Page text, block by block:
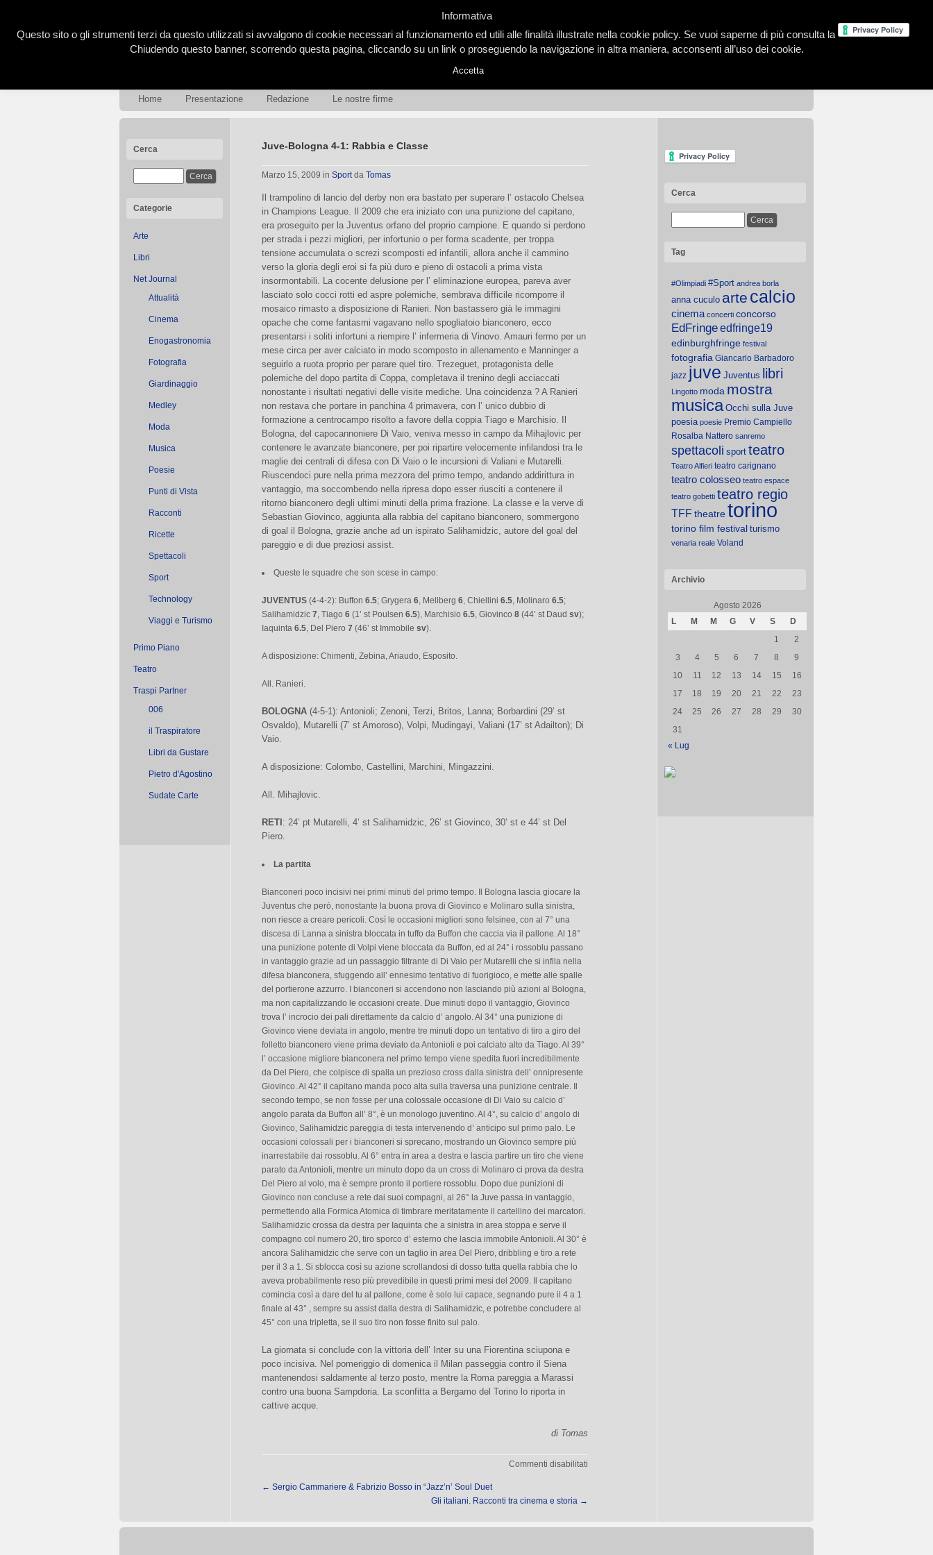
Home Presentazione Redazione Le nostre firme
Cerca
Categorie
Arte
Libri
Net Journal
Attualità
Cinema
Enogastronomia
Fotografia
Giardinaggio
Medley
Moda
Musica
Poesie
Punti di Vista
Racconti
Ricette
Spettacoli
Sport
Technology
Viaggi e Turismo
Primo Piano
Teatro
Traspi Partner
006
il Traspiratore
Libri da Gustare
Pietro d'Agostino
Sudate Carte
Juve-Bologna 4-1: Rabbia e Classe
Marzo 15, 2009 in Sportda Tomas
Il trampolino di lancio del derby non era bastato per superare l’ ostacolo Chelsea
in Champions League. Il 2009 che era iniziato con una punizione del capitano,
era proseguito per la Juventus orfano del proprio campione. E quando si perdono
per strada i pezzi migliori, per infortunio o per forma scadente, per troppa
tensione accumulata o screzi scomposti ed infantili, allora anche il cammino
verso la gloria degli eroi si fa più duro e pieno di ostacoli a prima vista
insormontabili. La cocente delusione per l’ eliminazione europea, pareva aver
lasciato solo cocci rotti ed aspre polemiche, sembrava difficile ricomporre il
mosaico rimasto a disposizione di Ranieri. Non bastassero già le immagini
opache che come fantasmi vagavano nello spogliatoio bianconero, ecco
presentarsi i soliti infortuni a riempire l’ infermeria di Vinovo. Amauri fermo per un
mese circa per aver calciato in modo scomposto in allenamento e Manninger a
seguirlo a ruota proprio per parare quel tiro. Trezeguet, protagonista delle
polemiche del dopo partita di Coppa, completava il trenino degli acciaccati
nonostante i risultati negativi delle visite mediche. Una coincidenza ? A Ranieri
non restava che portare in panchina 4 primavera, con l’ unico dubbio di
formazione a centrocampo risolto a favore della coppia Tiago e Marchisio. Il
Bologna, del capocannoniere Di Vaio, veniva messo in campo da Mihajlovic per
contenere le avanzate bianconere, per poi ripartire velocemente infilandosi tra le
maglie dei centrali di difesa con Di Vaio o le incursioni di Valiani e Mutarelli.
Riuscendoci pure nella prima mezzora del primo tempo, andando addirittura in
vantaggio, ma soccombendo nella ripresa dopo esser riusciti a contenere il
ritorno bianconero degli ultimi minuti della prima frazione. La classe e la verve di
Sebastian Giovinco, aggiunta alla rabbia del capitano bianconero, sommergono
di goal il Bologna, grazie anche ad un ispirato Salihamidzic, autore del goal del
pareggio e di due preziosi assist.
Queste le squadre che son scese in campo:
JUVENTUS (4-4-2): Buffon 6.5; Grygera 6, Mellberg 6, Chiellini 6.5, Molinaro 6.5;
Salihamidzic 7, Tiago 6 (1’ st Poulsen 6.5), Marchisio 6.5, Giovinco 8 (44’ st Daud sv);
Iaquinta 6.5, Del Piero 7 (46’ st Immobile sv).
A disposizione: Chimenti, Zebina, Ariaudo, Esposito.
All. Ranieri.
BOLOGNA (4-5-1): Antonioli; Zenoni, Terzi, Britos, Lanna; Borbardini (29’ st
Osvaldo), Mutarelli (7’ st Amoroso), Volpi, Mudingayi, Valiani (17’ st Adailton); Di
Vaio.
A disposizione: Colombo, Castellini, Marchini, Mingazzini.
All. Mihajlovic.
RETI : 24’ pt Mutarelli, 4’ st Salihamidzic, 26’ st Giovinco, 30’ st e 44’ st Del
Piero.
La partita
Bianconeri poco incisivi nei primi minuti del primo tempo. Il Bologna lascia giocare la
Juventus che però, nonostante la buona prova di Giovinco e Molinaro sulla sinistra,
non riesce a creare pericoli. Così le occasioni migliori sono felsinee, con al 7° una
discesa di Lanna a sinistra bloccata in tuffo da Buffon che caccia via il pallone. Al 18°
una punizione potente di Volpi viene bloccata da Buffon, ed al 24° i rossoblu passano
in vantaggio grazie ad un passaggio filtrante di Di Vaio per Mutarelli che si infila nella
difesa bianconera, sfuggendo all’ ennesimo tentativo di fuorigioco, e mette alle spalle
del portierone azzurro. I bianconeri si accendono non lasciando più azioni al Bologna,
ma non capitalizzando le occasioni create. Due minuti dopo il vantaggio, Giovinco
trova l’ incrocio dei pali direttamente da calcio d’ angolo. Al 34° una punizione di
Giovinco viene deviata in angolo, mentre tre minuti dopo un tentativo di tiro a giro del
folletto bianconero viene prima deviato da Antonioli e poi calciato alto da Tiago. Al 39°
l’ occasione migliore bianconera nel primo tempo viene spedita fuori incredibilmente
da Del Piero, che colpisce di spalla un prezioso cross dalla sinistra dell’ onnipresente
Giovinco. Al 42° il capitano manda poco alta sulla traversa una punizione centrale. Il
secondo tempo, se non fosse per una colossale occasione di Di Vaio su calcio d’
angolo parata da Buffon all’ 8°, è un monologo juventino. Al 4°, su calcio d’ angolo di
Giovinco, Salihamidzic pareggia di testa intervenendo d’ anticipo sul primo palo. Le
occasioni colossali per i bianconeri si sprecano, mostrando un Giovinco sempre più
inarrestabile dai rossoblu. Al 6° entra in area a destra e lascia partire un tiro che viene
parato da Antonioli, mentre un minuto dopo da un cross di Molinaro ci prova da destra
Del Piero al volo, ma è sempre pronto il portiere rossoblu. Dopo due punizioni di
Giovinco non concluse a rete dai suoi compagni, al 26° la Juve passa in vantaggio,
permettendo alla Formica Atomica di timbrare meritatamente il cartellino dei marcatori.
Salihamidzic crossa da destra per Iaquinta che a sinistra in area stoppa e serve il
compagno col numero 20, tiro sporco d’ esterno che lascia immobile Antonioli. Al 30° è
ancora Salihamidzic che serve con un taglio in area Del Piero, dribbling e tiro a rete
per il 3 a 1. Si sblocca così su azione scrollandosi di dosso tutta quella rabbia che lo
aveva probabilmente reso più prevedibile in questi primi mesi del 2009. Il capitano
comincia così a dare del tu al pallone, come è solo lui capace, segnando pure il 4 a 1
finale al 43° , sempre su assist dalla destra di Salihamidzic, e potrebbe concludere al
45° con una tripletta, se il suo tiro non fosse finito sul palo.
La giornata si conclude con la vittoria dell’ Inter su una Fiorentina sciupona e
poco incisiva. Nel pomeriggio di domenica il Milan passeggia contro il Siena
mantenendosi saldamente al terzo posto, mentre la Roma pareggia a Marassi
contro una buona Sampdoria. La sconfitta a Bergamo del Torino lo riporta in
cattive acque.
di Tomas
Commenti disabilitati
← Sergio Cammariere & Fabrizio Bosso in “Jazz’n’ Soul Duet
Gli italiani. Racconti tra cinema e storia →
Cerca
Tag
#Olimpiadi #Sport andrea borla
anna cuculo arte calcio
cinema concerti concorso
EdFringeedfringe19
edinburghfringe festival
fotografia Giancarlo Barbadoro
jazz juve Juventus libri
Lingotto moda mostra
musica Occhi sulla Juve
poesia poesie Premio Campiello
Rosalba Nattero sanremo
spettacoli sport teatro
Teatro Alfieri teatro carignano
teatro colosseo teatro espace
teatro gobetti teatro regio
TFFtheatretorino
torino film festival turismo
venaria reale Voland
Archivio
Agosto 2026
L
M M G V S
D
1
2
3
4 5 6 7 8
9
10
11 12 13 14 15
16
17
18 19 20 21 22
23
24
25 26 27 28 29
30
31
« Lug
Informativa
Questo sito o gli strumenti terzi da questo utilizzati si avvalgono di cookie necessari al funzionamento ed utili alle finalità illustrate nella cookie policy. Se vuoi saperne di più consulta la
Chiudendo questo banner, scorrendo questa pagina, cliccando su un link o proseguendo la navigazione in altra maniera, acconsenti all’uso dei cookie.
Accetta